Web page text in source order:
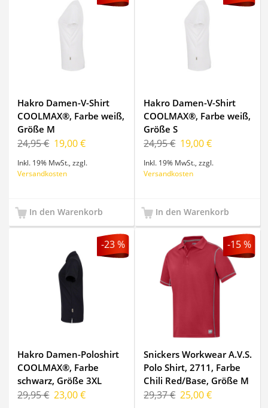
Hakro Damen-V-Shirt
COOLMAX®, Farbe weiß,
Größe M
24,95 € 19,00 €
Inkl. 19% MwSt. ,zzgl.
Versandkosten
In den Warenkorb
Hakro Damen-V-Shirt
COOLMAX®, Farbe weiß,
Größe S
24,95 € 19,00 €
Inkl. 19% MwSt. ,zzgl.
Versandkosten
In den Warenkorb
-23 %
Hakro Damen-Poloshirt
COOLMAX®, Farbe
schwarz, Größe 3XL
29,95 € 23,00 €
-15 %
Snickers Workwear A.V.S.
Polo Shirt, 2711, Farbe
Chili Red/Base, Größe M
29,37 € 25,00 €